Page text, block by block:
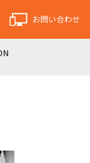
お問い合わせ